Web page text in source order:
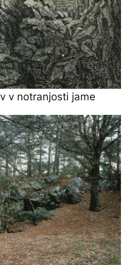
v notranjosti jame